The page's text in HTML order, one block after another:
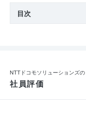
目次
NTTドコモソリューションズの
社員評価